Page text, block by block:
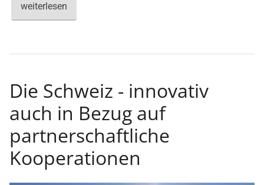
weiterlesen
Die Schweiz - innovativ
auch in Bezug auf
partnerschaftliche
Kooperationen